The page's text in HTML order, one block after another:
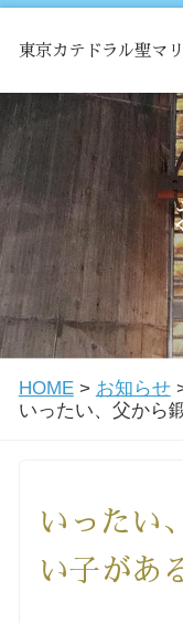
東京カテドラル聖マ
HOME
ミサ
お知らせ
関口教会について
教会学校・中高生会
洗礼を希望される方
HOME> お知らせ
いったい、父から
いったい
い子があ